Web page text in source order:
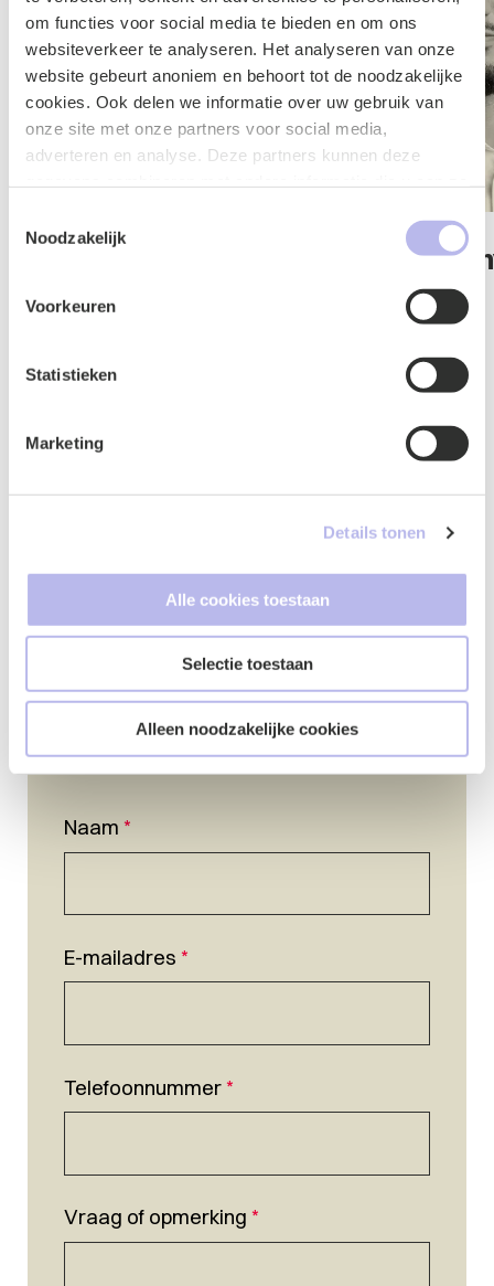
om functies voor social media te bieden en om ons
websiteverkeer te analyseren. Het analyseren van onze
website gebeurt anoniem en behoort tot de noodzakelijke
cookies. Ook delen we informatie over uw gebruik van
onze site met onze partners voor social media,
adverteren en analyse. Deze partners kunnen deze
uw gebruik van hun services.
Noodzakelijk
Voorkeuren
Statistieken
Marketing
Details tonen
Alle cookies toestaan
Selectie toestaan
Alleen noodzakelijke cookies
Advocaat
Mustafa
Contactformulier
Naam *
E-mailadres *
Telefoonnummer*
Vraag of opmerking *